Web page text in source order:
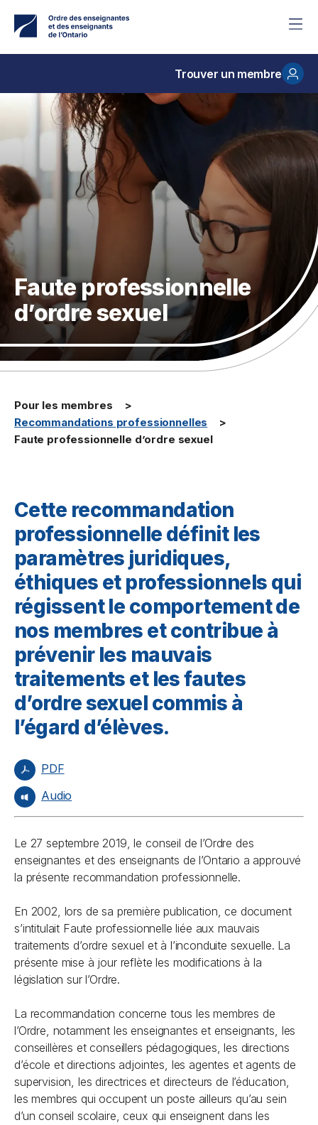
contenu
Trouver un membre
Faute professionnelle
d’ordre sexuel
Pour les membres
Recommandations professionnelles
Faute professionnelle d’ordre sexuel
Cette recommandation
professionnelle définit les
paramètres juridiques,
éthiques et professionnels qui
régissent le comportement de
nos membres et contribue à
prévenir les mauvais
traitements et les fautes
d’ordre sexuel commis à
l’égard d’élèves.
PDF
Audio
Le 27 septembre 2019, le conseil de l’Ordre des
enseignantes et des enseignants de l’Ontario a approuvé
la présente recommandation professionnelle.
En 2002, lors de sa première publication, ce document
s’intitulait Faute professionnelle liée aux mauvais
traitements d’ordre sexuel et à l’inconduite sexuelle. La
présente mise à jour reflète les modifications à la
législation sur l’Ordre.
La recommandation concerne tous les membres de
l’Ordre, notamment les enseignantes et enseignants, les
conseillères et conseillers pédagogiques, les directions
d’école et directions adjointes, les agentes et agents de
supervision, les directrices et directeurs de l’éducation,
les membres qui occupent un poste ailleurs qu’au sein
d’un conseil scolaire, ceux qui enseignent dans les